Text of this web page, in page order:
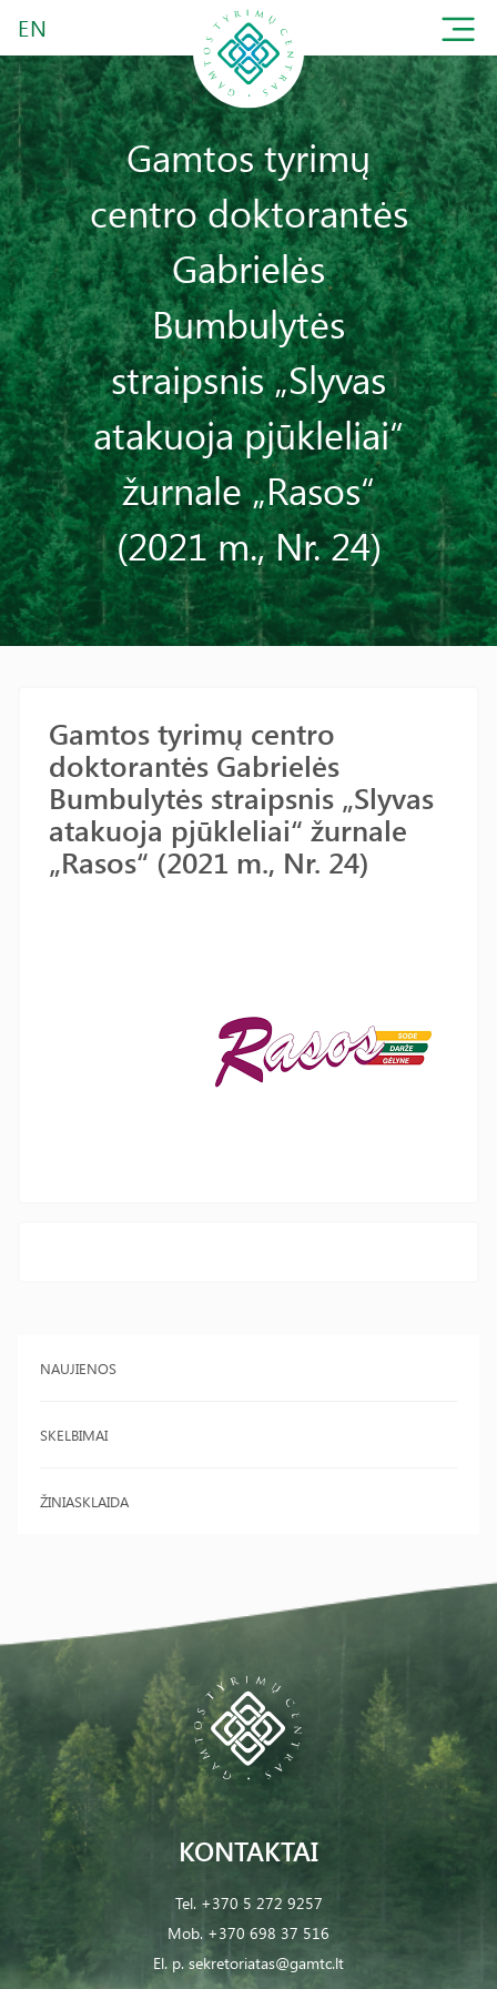
EN
Gamtos tyrimų
centro doktorantės
Gabrielės
Bumbulytės
straipsnis „Slyvas
atakuoja pjūkleliai“
žurnale „Rasos“
(2021 m., Nr. 24)
NAUJIENOS
SKELBIMAI
ŽINIASKLAIDA
Gamtos tyrimų centro
doktorantės Gabrielės
Bumbulytės straipsnis „Slyvas
atakuoja pjūkleliai“ žurnale
„Rasos“ (2021 m., Nr. 24)
KONTAKTAI
Tel. +370 5 272 9257
Mob. +370 698 37 516
El. p. sekretoriatas@gamtc.lt